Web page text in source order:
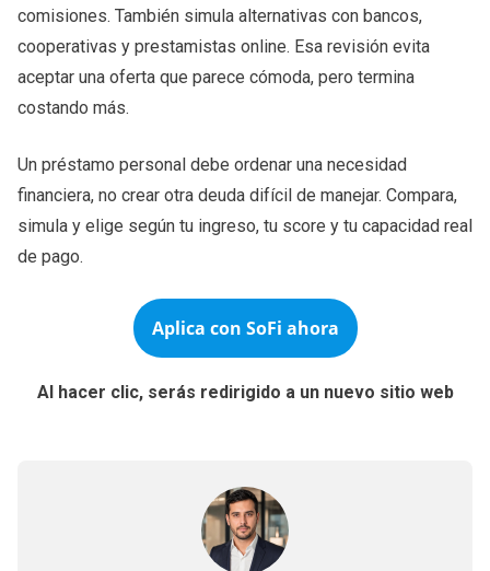
comisiones. También simula alternativas con bancos,
cooperativas y prestamistas online. Esa revisión evita
aceptar una oferta que parece cómoda, pero termina
costando más.
Un préstamo personal debe ordenar una necesidad
financiera, no crear otra deuda difícil de manejar. Compara,
simula y elige según tu ingreso, tu score y tu capacidad real
de pago.
Aplica con SoFi ahora
Al hacer clic, serás redirigido a un nuevo sitio web